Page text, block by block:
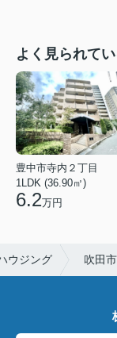
よく見られて
豊中市寺内２丁目
1LDK (36.90㎡)
6.2万円
ウジング 吹田